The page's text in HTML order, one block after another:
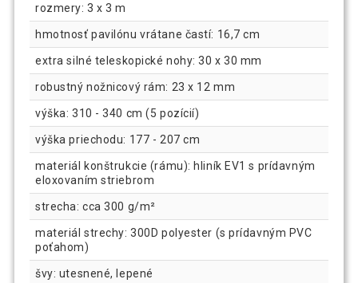
rozmery: 3 x 3 m
hmotnosť pavilónu vrátane častí: 16,7 cm
extra silné teleskopické nohy: 30 x 30 mm
robustný nožnicový rám: 23 x 12 mm
výška: 310 - 340 cm (5 pozícií)
výška priechodu: 177 - 207 cm
materiál konštrukcie (rámu): hliník EV1 s prídavným
eloxovaním striebrom
strecha: cca 300 g/m²
materiál strechy: 300D polyester (s prídavným PVC
poťahom)
švy: utesnené, lepené